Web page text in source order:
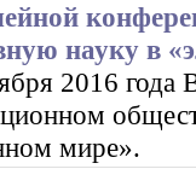
науку в
2016
мире».